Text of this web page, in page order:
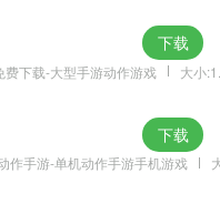
下载-大型手游动作游戏 大小
下载
作手游-单机动作手游手机游戏
下载